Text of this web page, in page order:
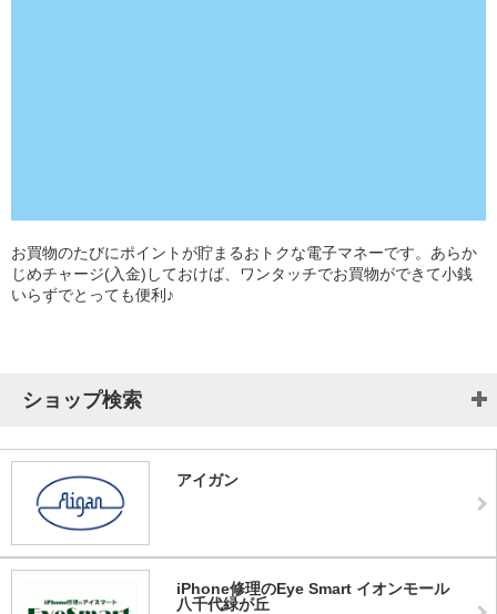
お買物のたびにポイントが貯まるおトクな電子マネーです。あらか
じめチャージ(入金)しておけば、ワンタッチでお買物ができて小銭
いらずでとっても便利♪
ショップ検索
アイガン
iPhone修理のEye Smart イオンモール
八千代緑が丘